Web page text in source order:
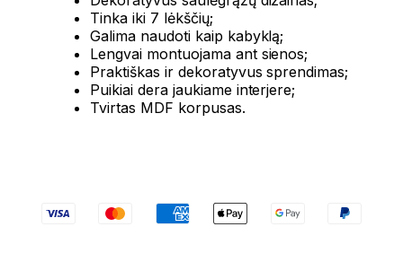
Tinka iki 7 lėkščių;
Galima naudoti kaip kabyklą;
Lengvai montuojama ant sienos;
Praktiškas ir dekoratyvus sprendimas;
Puikiai dera jaukiame interjere;
Tvirtas MDF korpusas.